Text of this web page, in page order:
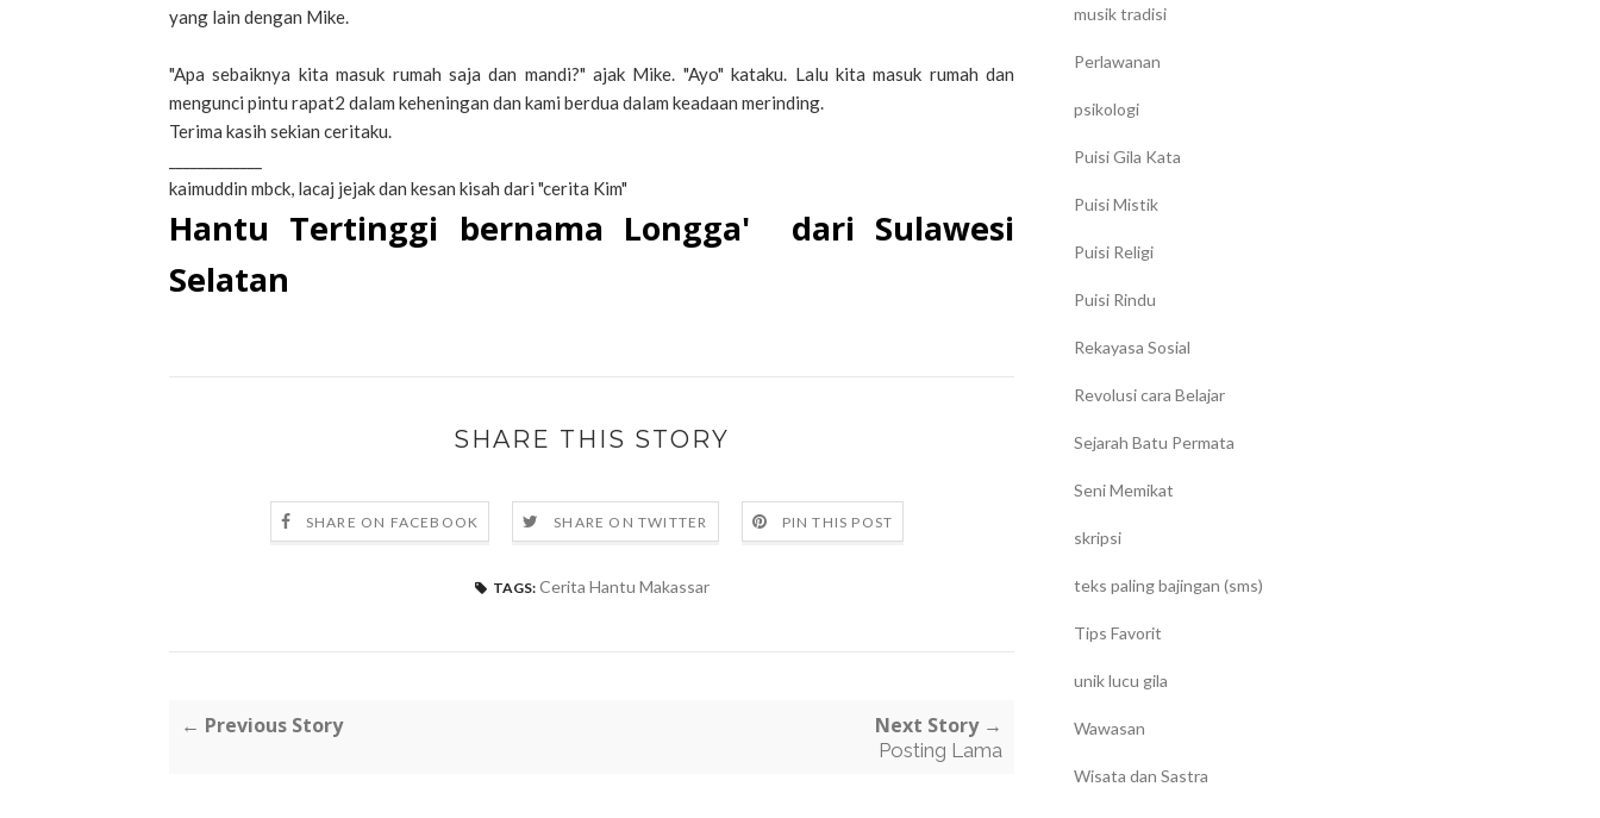
yang lain dengan Mike.
"Apa sebaiknya kita masuk rumah saja dan mandi?" ajak Mike. "Ayo" kataku. Lalu kita masuk rumah dan
mengunci pintu rapat2 dalam keheningan dan kami berdua dalam keadaan merinding.
Terima kasih sekian ceritaku.
kaimuddin mbck, lacaj jejak dan kesan kisah dari "cerita Kim"
Hantu Tertinggi bernama Longga' dari Sulawesi
Selatan
SHARE THIS STORY
SHARE ON FACEBOOK SHARE ON TWITTER PIN THIS POST
TAGS: Cerita Hantu Makassar
← Previous Story Next Story →
Posting Lama
musik tradisi
Perlawanan
psikologi
Puisi Gila Kata
Puisi Mistik
Puisi Religi
Puisi Rindu
Rekayasa Sosial
Revolusi cara Belajar
Sejarah Batu Permata
Seni Memikat
skripsi
teks paling bajingan (sms)
Tips Favorit
unik lucu gila
Wawasan
Wisata dan Sastra